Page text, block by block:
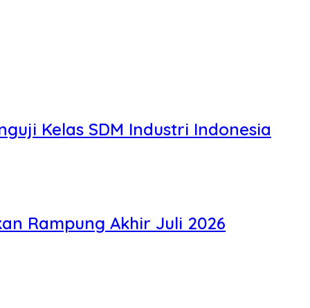
Kelas SDM Industri Indonesia
Rampung Akhir Juli 2026